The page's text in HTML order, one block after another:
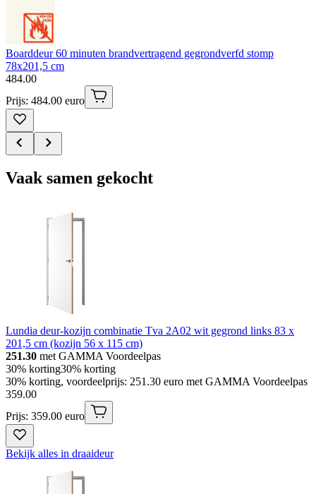
Boarddeur 60 minuten brandvertragend gegrondverfd stomp
78x201,5 cm
484.00
Prijs: 484.00 euro
Vaak samen gekocht
Lundia deur-kozijn combinatie Tva 2A02 wit gegrond links 83 x
201,5 cm (kozijn 56 x 115 cm)
251.30 met GAMMA Voordeelpas
30% korting30% korting
30% korting, voordeelprijs: 251.30 euro met GAMMA Voordeelpas
359.00
Prijs: 359.00 euro
Bekijk alles in draaideur